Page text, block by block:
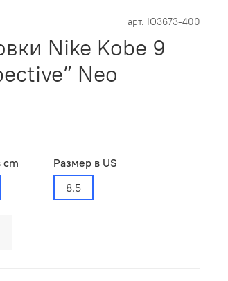
арт. IO3673-400
Nike Kobe 9
Neo
cm
Размер в US
8.5